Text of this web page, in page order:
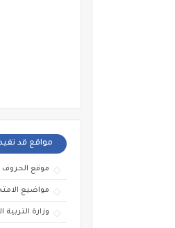
مواقع قد
موقع الحروف
مواضيع
وزارة التربية